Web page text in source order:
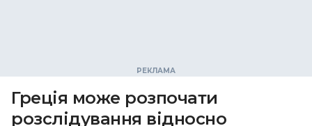
Греція може розпочати
розслідування відносно